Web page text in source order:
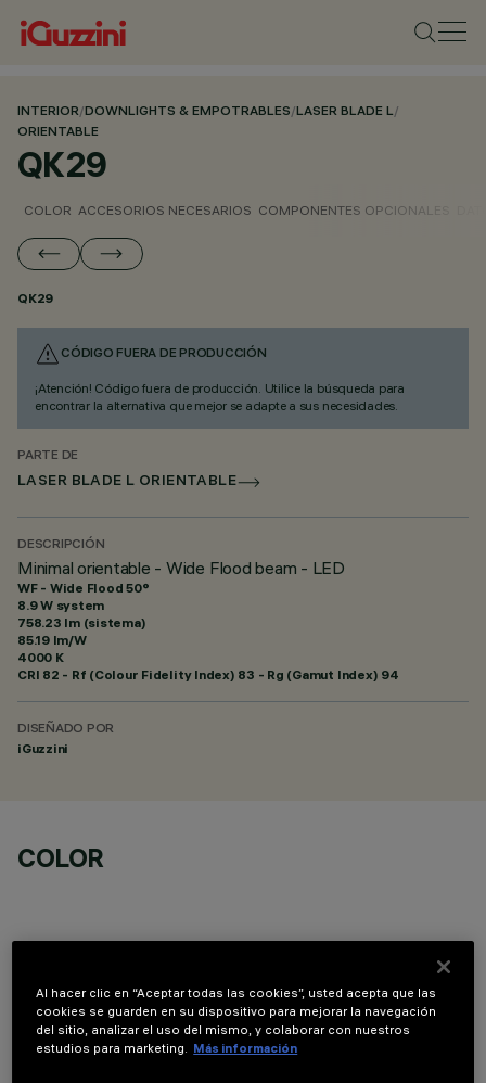
INTERIOR/DOWNLIGHTS & EMPOTRABLES/LASER BLADE L/
ORIENTABLE
QK29
COLOR ACCESORIOS NECESARIOS COMPONENTES OPCIONALES
QK29
CÓDIGO FUERA DE PRODUCCIÓN
¡Atención! Código fuera de producción. Utilice la búsqueda para
encontrar la alternativa que mejor se adapte a sus necesidades.
PARTE DE
LASER BLADE L ORIENTABLE
DESCRIPCIÓN
Minimal orientable - Wide Flood beam - LED
WF - Wide Flood 50°
8.9 W system
758.23 lm (sistema)
85.19 lm/W
4000 K
CRI 82 - Rf (Colour Fidelity Index) 83 - Rg (Gamut Index) 94
DISEÑADO POR
iGuzzini
COLOR
ACCESORIOS NECESARIOS
Es necesario pedir uno de los accesorios necesarios para instalar y utilizar correctamente el
Al hacer clic en “Aceptar todas las cookies”, usted acepta que las
cookies se guarden en su dispositivo para mejorar la navegación
del sitio, analizar el uso del mismo, y colaborar con nuestros
estudios para marketing.
Más información